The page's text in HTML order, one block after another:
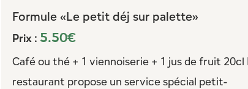
Formule «Le petit déj sur palette»
Prix : 5.50€
Café ou thé + 1 viennoiserie + 1 jus de fruit 20cl
restaurant propose un service spécial petit-